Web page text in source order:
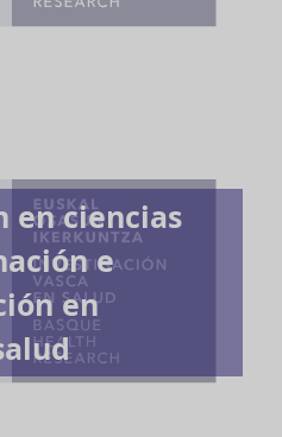
en ciencias
e
en